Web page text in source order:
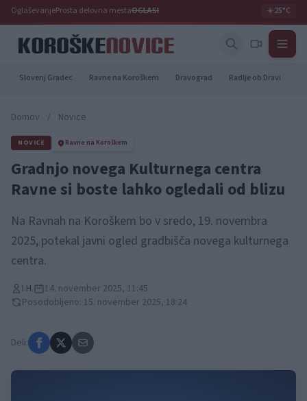
OglaševanjeProsta delovna mestaOGLASI ☀️25°C
Slovenj Gradec Ravne na Koroškem Dravograd Radlje ob Dravi
Domov / Novice
NOVICE Ravne na Koroškem
Gradnjo novega Kulturnega centra
Ravne si boste lahko ogledali od blizu
Na Ravnah na Koroškem bo v sredo, 19. novembra
2025, potekal javni ogled gradbišča novega kulturnega
centra.
I.H.
14. november 2025, 11:45
Posodobljeno: 15. november 2025, 18:24
Deli: